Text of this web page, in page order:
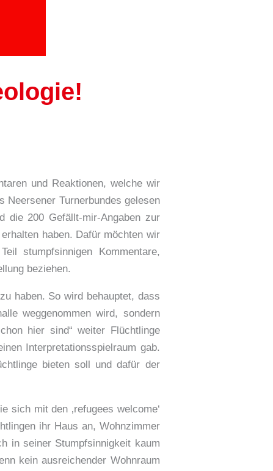
und Reaktionen, welche wir
Neersener Turnerbundes gelesen
die 200 Gefällt-mir-Angaben zur
haben. Dafür möchten wir
stumpfsinnigen Kommentare,
beziehen.
haben. So wird behauptet, dass
weggenommen wird, sondern
hier sind“ weiter Flüchtlinge
Interpretationsspielraum gab.
bieten soll und dafür der
sich mit den ‚refugees welcome‘
ihr Haus an, Wohnzimmer
in seiner Stumpfsinnigkeit kaum
kein ausreichender Wohnraum